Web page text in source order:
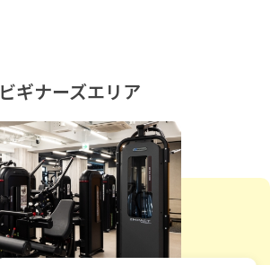
ビギナーズエリア